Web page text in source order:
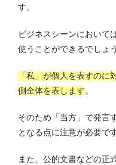
す。
ビジネスシーンにおいて
使うことができるでしょう
「私」が個人を表すのに
側全体を表します。
そのため「当方」で発言
となる点に注意が必要です
また、公的文書などの正